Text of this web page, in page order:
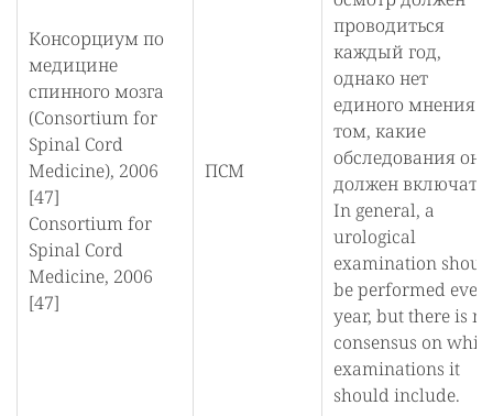
Консорциум по
медицине
спинного мозга
(Consortium for
Spinal Cord
Medicine), 2006
[47]
Consortium for
Spinal Cord
Medicine, 2006
[47]
ПСМ
проводиться
каждый год,
однако нет
единого мнения о
том, какие
обследования он
должен включать.
In general, a
urological
examination
be performed
year, but there is no
consensus on
examinations it
should include.